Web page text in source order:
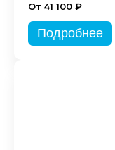
От 41 100 ₽
Подробнее